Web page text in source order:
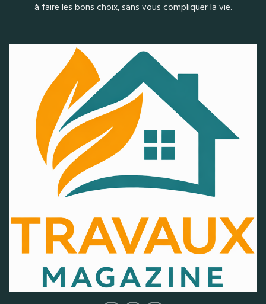
à faire les bons choix, sans vous compliquer la vie.